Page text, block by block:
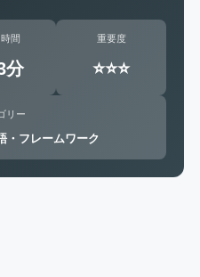
間
分
重要度
⭐⭐⭐
リー
・フレームワーク